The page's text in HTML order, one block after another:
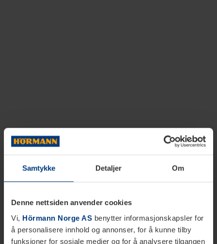
Samtykke Detaljer Om
Denne nettsiden anvender cookies
Vi, Hörmann Norge AS benytter informasjonskapsler for
å personalisere innhold og annonser, for å kunne tilby
funksjoner for sosiale medier og for å analysere tilgangen